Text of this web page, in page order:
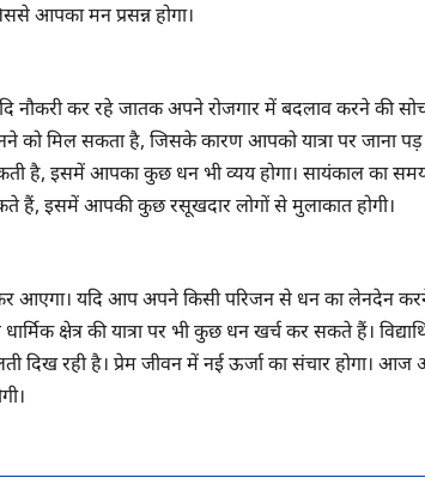
आपका मन प्रसन्न होगा।
नौकरी कर रहे जातक अपने रोजगार में बदलाव करने की
मिल सकता है, जिसके कारण आपको यात्रा पर जाना पड़
है, इसमें आपका कुछ धन भी व्यय होगा। सायंकाल का
हैं, इसमें आपकी कुछ रसूखदार लोगों से मुलाकात होगी।
यदि आप अपने किसी परिजन से धन का लेनदेन करने
क्षेत्र की यात्रा पर भी कुछ धन खर्च कर सकते हैं।
दिख रही है। प्रेम जीवन में नई ऊर्जा का संचार होगा। आज